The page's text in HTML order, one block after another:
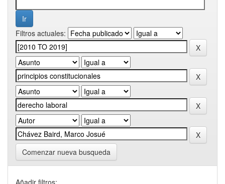
Filtros actuales:
Comenzar nueva busqueda
Añadir filtros: